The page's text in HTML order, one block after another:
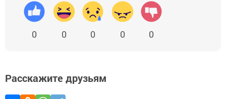
0 0 0 0 0
Расскажите друзьям